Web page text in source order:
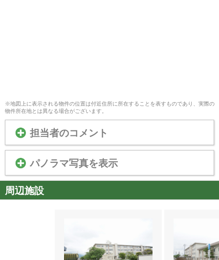
※地図上に表示される物件の位置は付近住所に所在することを表すものであり、実際の
物件所在地とは異なる場合がございます。
担当者のコメント
パノラマ写真を表示
周辺施設